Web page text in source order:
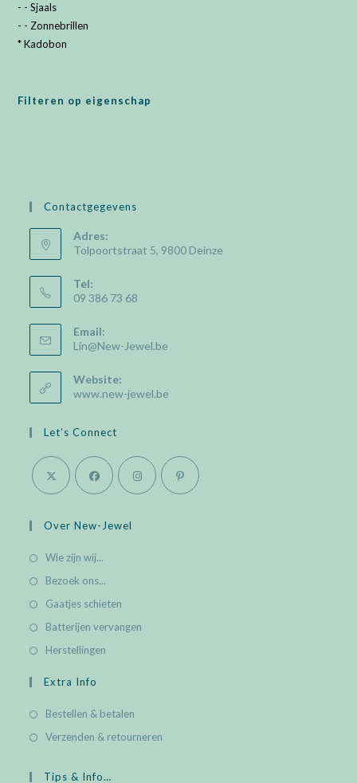
- - Sjaals
- - Zonnebrillen
* Kadobon
Filteren op eigenschap
Contactgegevens
Adres:
Tolpoortstraat 5, 9800 Deinze
Tel:
09 386 73 68
Email:
Lin@New-Jewel.be
Website:
www.new-jewel.be
Let’s Connect
in
new
tab
in
new
tab
in
Over New-Jewel
Wie zijn wij...
Bezoek ons...
Gaatjes schieten
Batterijen vervangen
Herstellingen
Extra Info
Bestellen & betalen
Verzenden & retourneren
Tips & Info…